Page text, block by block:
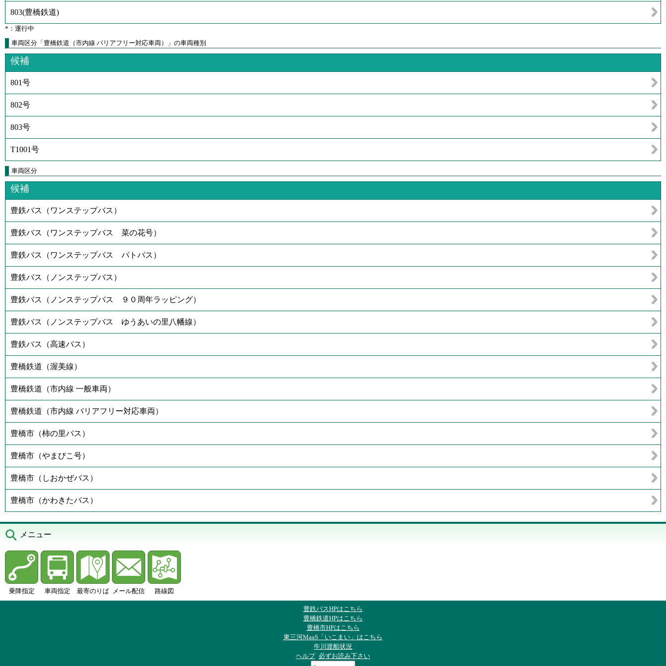
803(豊橋鉄道)
*：運行中
車両区分「豊橋鉄道（市内線 バリアフリー対応車両）」の車両種別
候補
801号
802号
803号
T1001号
車両区分
候補
豊鉄バス（ワンステップバス）
豊鉄バス（ワンステップバス 菜の花号）
豊鉄バス（ワンステップバス パトバス）
豊鉄バス（ノンステップバス）
豊鉄バス（ノンステップバス ９０周年ラッピング）
豊鉄バス（ノンステップバス ゆうあいの里八幡線）
豊鉄バス（高速バス）
豊橋鉄道（渥美線）
豊橋鉄道（市内線 一般車両）
豊橋鉄道（市内線 バリアフリー対応車両）
豊橋市（柿の里バス）
豊橋市（やまびこ号）
豊橋市（しおかぜバス）
豊橋市（かわきたバス）
メニュー
乗降指定 車両指定 最寄のりば メール配信 路線図
豊鉄バスHPはこちら
豊橋鉄道HPはこちら
豊橋市HPはこちら
東三河MaaS「いこまい」はこちら
牛川渡船状況
ヘルプ 必ずお読み下さい